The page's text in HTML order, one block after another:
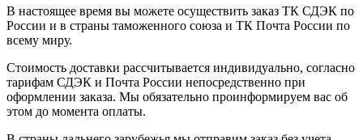
В настоящее время вы можете осуществить заказ ТК СДЭК по
России и в страны таможенного союза и ТК Почта России по
всему миру.
Стоимость доставки рассчитывается индивидуально, согласно
тарифам СДЭК и Почта России непосредственно при
оформлении заказа. Мы обязательно проинформируем вас об
этом до момента оплаты.